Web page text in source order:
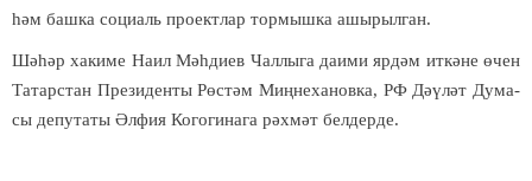
һәм баш­ка со­ци­аль про­ект­лар тор­мыш­ка ашы­рыл­ган.
Шә­һәр ха­ки­ме На­ил Мәһ­ди­ев Чал­лы­га да­и­ми яр­дәм ит­кә­не өчен
Та­тар­стан Пре­зи­ден­ты Рөс­тәм Миң­не­ха­нов­ка, РФ Дә­ү­ләт Ду­ма­
сы де­пу­та­ты Әл­фия Ко­го­ги­на­га рәх­мәт бел­дер­де.